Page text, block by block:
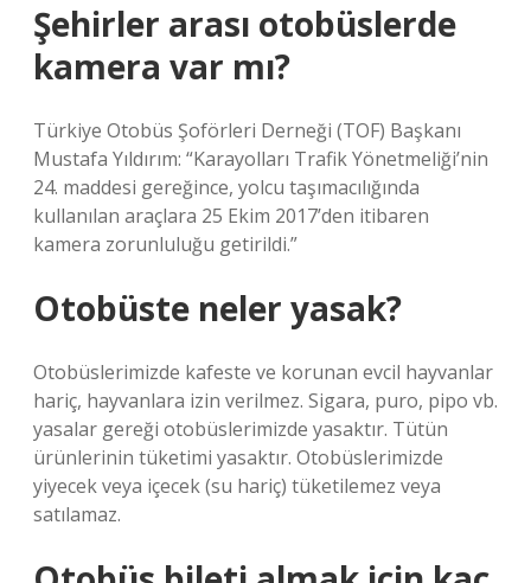
Şehirler arası otobüslerde
kamera var mı?
Türkiye Otobüs Şoförleri Derneği (TOF) Başkanı
Mustafa Yıldırım: “Karayolları Trafik Yönetmeliği’nin
24. maddesi gereğince, yolcu taşımacılığında
kullanılan araçlara 25 Ekim 2017’den itibaren
kamera zorunluluğu getirildi.”
Otobüste neler yasak?
Otobüslerimizde kafeste ve korunan evcil hayvanlar
hariç, hayvanlara izin verilmez. Sigara, puro, pipo vb.
yasalar gereği otobüslerimizde yasaktır. Tütün
ürünlerinin tüketimi yasaktır. Otobüslerimizde
yiyecek veya içecek (su hariç) tüketilemez veya
satılamaz.